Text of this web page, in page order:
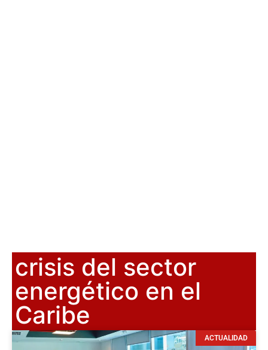
crisis del sector
energético en el
Caribe
ACTUALIDAD